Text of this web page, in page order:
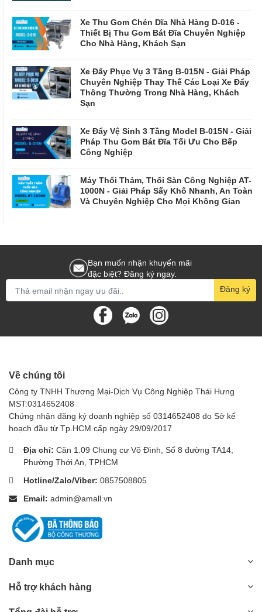
Xe Thu Gom Chén Dĩa Nhà Hàng D-016 -
Thiết Bị Thu Gom Bát Đĩa Chuyên Nghiệp
Cho Nhà Hàng, Khách Sạn
Xe Đẩy Phục Vụ 3 Tầng B-015N - Giải Pháp
Chuyên Nghiệp Thay Thế Các Loại Xe Đẩy
Thông Thường Trong Nhà Hàng, Khách
Sạn
Xe Đẩy Vệ Sinh 3 Tầng Model B-015N - Giải
Pháp Thu Gom Bát Đĩa Tối Ưu Cho Bếp
Công Nghiệp
Máy Thổi Thảm, Thổi Sàn Công Nghiệp AT-
1000N - Giải Pháp Sấy Khô Nhanh, An Toàn
Và Chuyên Nghiệp Cho Mọi Không Gian
Bạn muốn nhận khuyến mãi
đặc biệt? Đăng ký ngay.
Đăng ký
Về chúng tôi
Công ty TNHH Thương Mại-Dịch Vụ Công Nghiệp Thái Hưng
MST:0314652408
Chứng nhận đăng ký doanh nghiệp số 0314652408 do Sở kế
hoạch đầu từ Tp.HCM cấp ngày 29/09/2017
Địa chỉ: Căn 1.09 Chung cư Võ Đình, Số 8 đường TA14,
Phường Thới An, TPHCM
Hotline/Zalo/Viber: 0857508805
Email: admin@amall.vn
Danh mục
Hỗ trợ khách hàng